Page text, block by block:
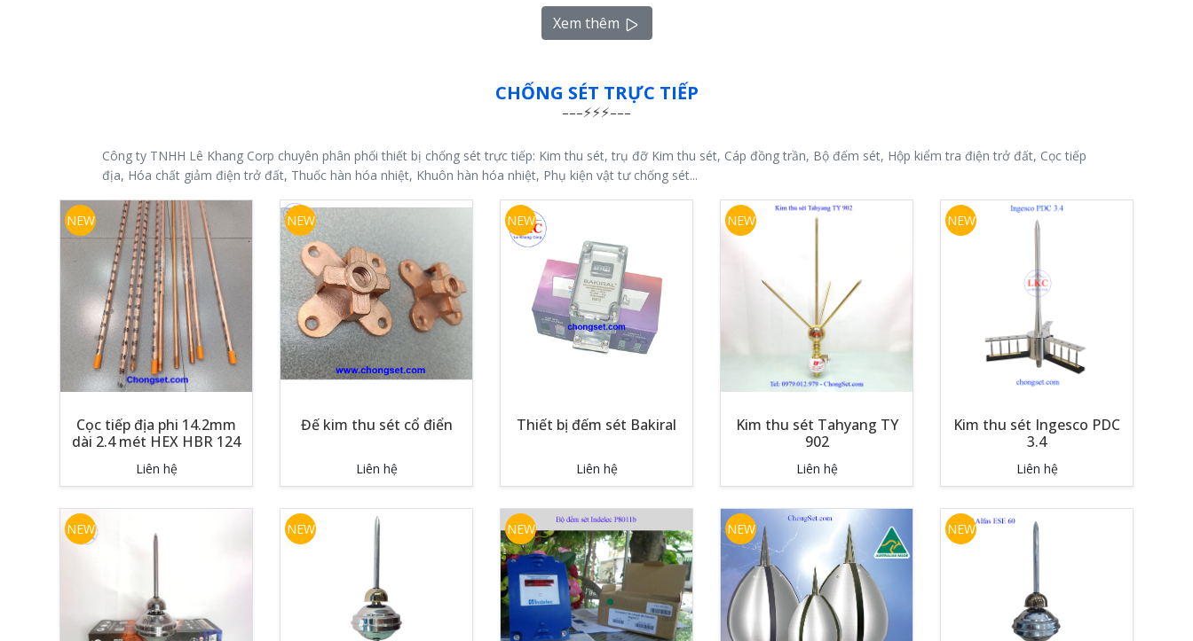
Xem thêm
CHỐNG SÉT TRỰC TIẾP
Công ty TNHH Lê Khang Corp chuyên phân phối thiết bị chống sét trực tiếp: Kim thu sét, trụ đỡ Kim thu sét, Cáp đồng trần, Bộ đếm sét, Hộp kiểm tra điện trở đất, Cọc tiếp
địa, Hóa chất giảm điện trở đất, Thuốc hàn hóa nhiệt, Khuôn hàn hóa nhiệt, Phụ kiện vật tư chống sét...
NEW
Cọc tiếp địa phi 14.2mm
dài 2.4 mét HEX HBR 124
Liên hệ
NEW
Đế kim thu sét cổ điển
Liên hệ
NEW
Thiết bị đếm sét Bakiral
Liên hệ
NEW
Kim thu sét Tahyang TY
902
Liên hệ
NEW
Kim thu sét Ingesco PDC
3.4
Liên hệ
NEW NEW NEW NEW NEW